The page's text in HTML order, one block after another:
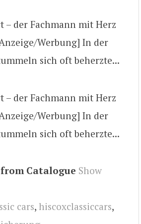
Catalogue Show
cars, hiscoxclassiccars,